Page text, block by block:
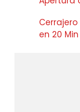
Cerrajero
en 20